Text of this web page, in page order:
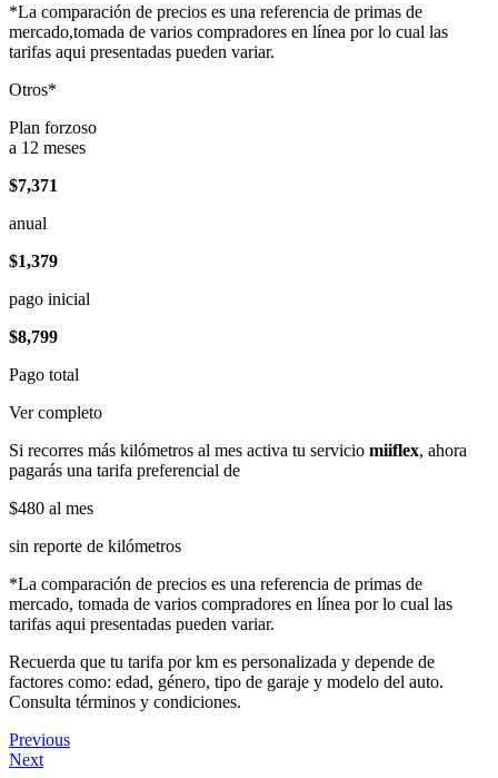
*La comparación de precios es una referencia de primas de
mercado,tomada de varios compradores en línea por lo cual las
tarifas aqui presentadas pueden variar.
Otros*
Plan forzoso
a 12 meses
$7,371
anual
$1,379
pago inicial
$8,799
Pago total
Ver completo
Si recorres más kilómetros al mes activa tu servicio miiflex, ahora
pagarás una tarifa preferencial de
$480 al mes
sin reporte de kilómetros
*La comparación de precios es una referencia de primas de
mercado, tomada de varios compradores en línea por lo cual las
tarifas aqui presentadas pueden variar.
Recuerda que tu tarifa por km es personalizada y depende de
factores como: edad, género, tipo de garaje y modelo del auto.
Consulta términos y condiciones.
Previous
Next